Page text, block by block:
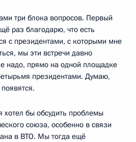
три блока вопросов. Первый
раз благодарю, что есть
с президентами, с которыми мне
мы эти встречи давно
надо, прямо на одной площадке
президентами. Думаю,
хотел бы обсудить проблемы
союза, особенно в связи
в ВТО. Мы тогда ещё